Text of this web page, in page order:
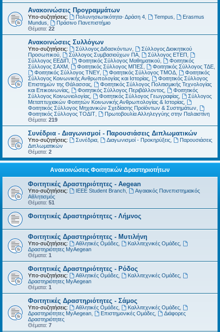
Ανακοινώσεις Προγραμμάτων
Υπο-συζητήσεις: Πολυνησιωτικότητα- Δράση 4, Tempus
Erasmus
Mundus
Πράσινο Πανεπιστήμιο
Θέματα: 22
Ανακοινώσεις Συλλόγων
Υπο-συζητήσεις: Σύλλογος Διδασκόντων
Σύλλογος Διοικητικού
Προσωπικού
Σύλλογος Συμβασιούχων ΠΑ, Σύλλογος ΕΤΕΠ
Σύλλογος ΕΕΔΙΠ
Φοιτητικός Σύλλογος Μαθηματικού,
Φοιτητικός
Σύλλογος ΣΑΧΜ
Φοιτητικός Σύλλογος ΜΠΕΣ Φοιτητικός Σύλλογος ΤΔΕ,
Φοιτητικός Σύλλογος ΤΝΕΥ, Φοιτητικός Σύλλογος ΤΜΟΔ,
Φοιτητικός
Σύλλογος Κοινωνικής Ανθρωπολογίας και Ιστορίας
Φοιτητικός Σύλλογος
Επιστημών της Θάλασσας
Φοιτητικός Σύλλογος Πολιτισμικής Τεχνολογίας
και Επικοινωνίας
Φοιτητικός Σύλλογος Περιβάλλοντος,
Φοιτητικός
Σύλλογος Κοινωνιολογίας
Φοιτητικός Σύλλογος Γεωγραφίας,
Σύλλογος
Μεταπτυχιακών Φοιτητών Κοινωνικής Ανθρωπολογίας & Ιστορίας
Φοιτητικός Σύλλογος Μηχανικών Σχεδίασης Προϊόντων & Συστημάτων
Φοιτητικός Σύλλογος ΤΟΔΙΤ
Πρωτοβουλία Αλληλεγγύης στην Παλαιστίνη
Θέματα: 219
Συνέδρια - Διαγωνισμοί - Παρουσιάσεις Διπλωματικών
Υπο-συζητήσεις: Συνέδρια, Διαγωνισμοί - Προκηρύξεις,
Παρουσιάσεις
Διπλωματικών
Θέματα: 2
Ανακοινώσεις Φοιτητικών Δραστηριοτήτων
Φοιτητικές Δραστηριότητες - Aegean
Υπο-συζητήσεις: IEEE Student Branch,
Αιγαιακός Πανεπιστημιακός
Αθλητισμός
Θέματα: 51
Φοιτητικές Δραστηριότητες - Λήμνος
Φοιτητικές Δραστηριότητες - Μυτιλήνη
Υπο-συζητήσεις: Αθλητικές Ομάδες, Καλλιτεχνικές Ομάδες,
Δραστηριότητες MyAegean
Θέματα: 1
Φοιτητικές Δραστηριότητες - Ρόδος
Υπο-συζητήσεις: Αθλητικές Ομάδες, Καλλιτεχνικές Ομάδες,
Δραστηριότητες MyAegean
Θέματα: 1
Φοιτητικές Δραστηριότητες - Σάμος
Υπο-συζητήσεις: Αθλητικές Ομάδες, Καλλιτεχνικές Ομάδες,
Δραστηριότητες MyAegean
Επιστημονικές Ομάδες,
Διάφορες
Δραστηριότητες
Θέματα: 7